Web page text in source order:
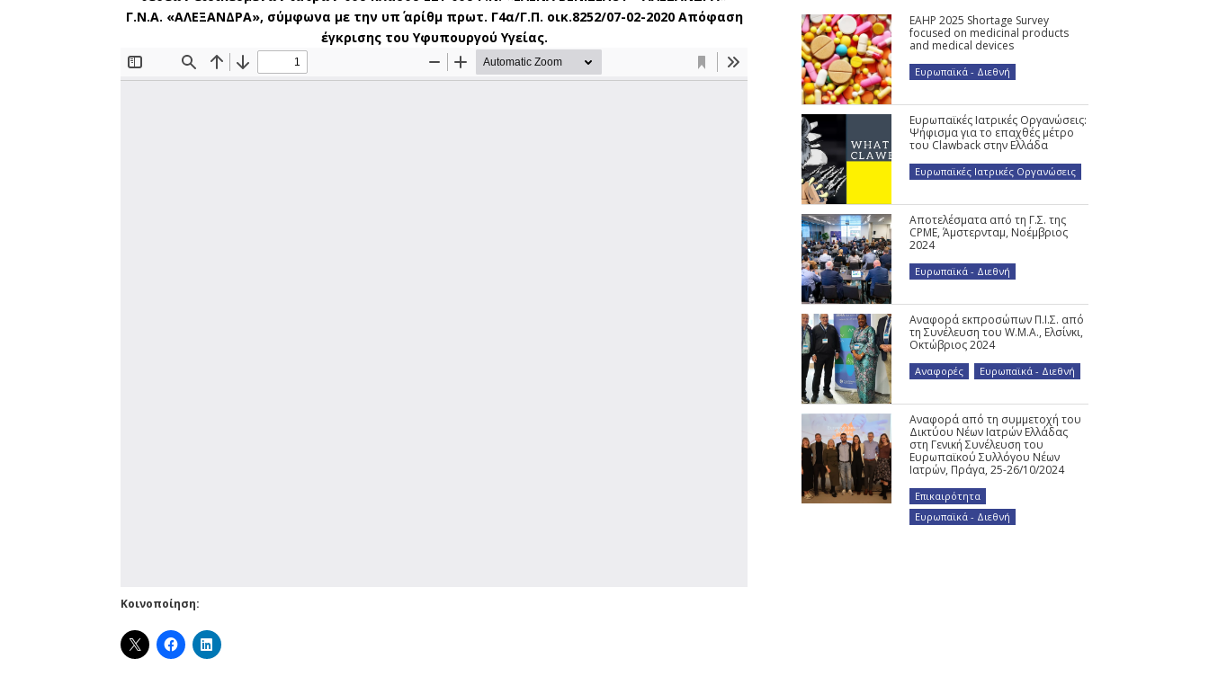
Γ.Ν.Α. «ΑΛΕΞΑΝΔΡΑ», σύμφωνα με την υπ΄ αρίθμ πρωτ. Γ4α/Γ.Π. οικ.8252/07-02-2020 Απόφαση
έγκρισης του Υφυπουργού Υγείας.
Κοινοποίηση:
EAHP 2025 Shortage Survey
focused on medicinal products
and medical devices
Ευρωπαϊκά - Διεθνή
Ευρωπαϊκές Ιατρικές Οργανώσεις:
Ψήφισμα για το επαχθές μέτρο
του Clawback στην Ελλάδα
Ευρωπαϊκές Ιατρικές Οργανώσεις
Αποτελέσματα από τη Γ.Σ. της
CPME, Άμστερνταμ, Νοέμβριος
2024
Ευρωπαϊκά - Διεθνή
Αναφορά εκπροσώπων Π.Ι.Σ. από
τη Συνέλευση του W.M.A., Ελσίνκι,
Οκτώβριος 2024
Αναφορές Ευρωπαϊκά - Διεθνή
Αναφορά από τη συμμετοχή του
Δικτύου Νέων Ιατρών Ελλάδας
στη Γενική Συνέλευση του
Ευρωπαϊκού Συλλόγου Νέων
Ιατρών, Πράγα, 25-26/10/2024
Επικαιρότητα
Ευρωπαϊκά - Διεθνή